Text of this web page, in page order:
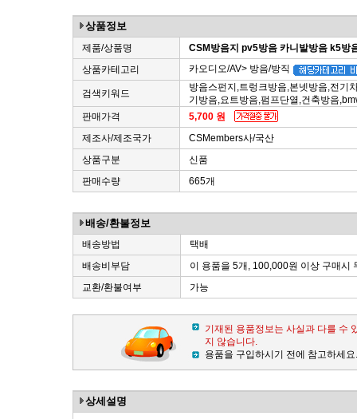
상품정보
제품/상품명
CSM방음지 pv5방음 카니발방음 k5방
상품카테고리
카오디오/AV> 방음/방직
검색키워드
방음스펀지,트렁크방음,본넷방음,전기
기방음,요트방음,펌프단열,건축방음
판매가격
5,700 원
제조사/제조국가
CSMembers사/국산
상품구분
신품
판매수량
665개
배송/환불정보
배송방법
택배
배송비부담
이 용품을 5개, 100,000원 이상 구매시
교환/환불여부
가능
기재된 용품정보는 사실과 다를 수
지 않습니다.
용품을 구입하시기 전에 참고하세
상세설명